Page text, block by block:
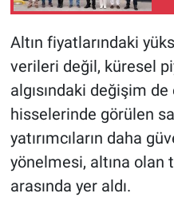
Altın fiyatlarındaki
verileri değil, küresel
algısındaki değişim
hisselerinde görülen
yatırımcıların daha
yönelmesi, altına olan
arasında yer aldı.